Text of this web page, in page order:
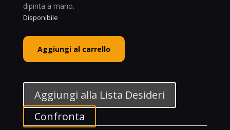
dipinta a mano.
Disponibile
Jim
Shore
Disney
Lion
King
Stacking
Aggiungi al carrello
Aggiungi alla Lista Desideri
Confronta